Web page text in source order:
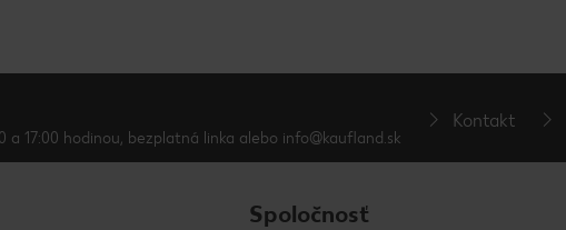
17:00 hodinou, bezplatná linka alebo info@kaufland.sk
Kontakt
Spoločnosť